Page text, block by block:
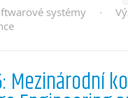
systémy
·
Mezinárodní